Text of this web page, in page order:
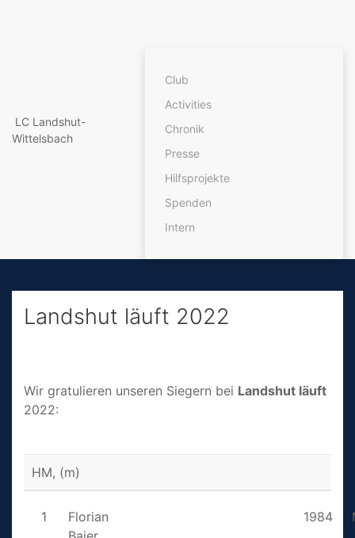
LC Landshut-
Wittelsbach
Club
Activities
Chronik
Presse
Hilfsprojekte
Spenden
Intern
Landshut läuft 2022
Wir gratulieren unseren Siegern bei Landshut läuft
2022:
HM, (m)
1
Florian
1984